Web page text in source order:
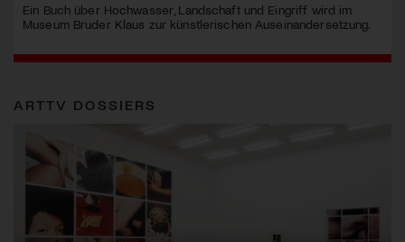
Ein Buch über Hochwasser, Landschaft und Eingriff wird im
Museum Bruder Klaus zur künstlerischen Auseinandersetzung.
ARTTV DOSSIERS